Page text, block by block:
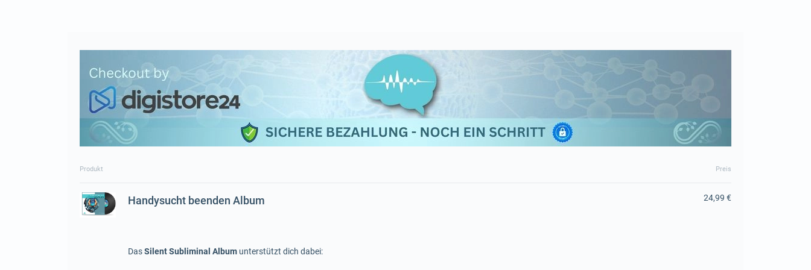
Produkt Preis
Handysucht beenden Album
DasSilent Subliminal Album unterstützt dich dabei:
24,99 €